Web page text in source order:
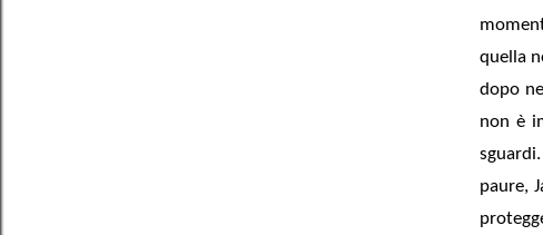
quella
dopo
non è
paure,